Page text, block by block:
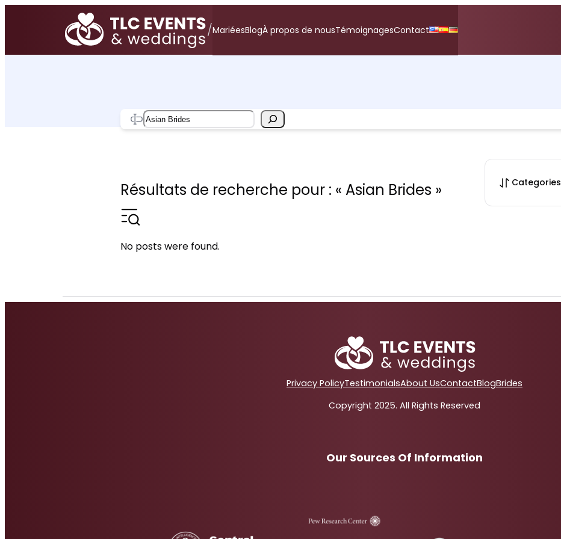
/MariéesBlogÀ propos de nousTémoignagesContact
Search
Résultats de recherche pour : « Asian Brides » Categories
No posts were found.
Privacy PolicyTestimonialsAbout UsContactBlogBrides
Copyright 2025. All Rights Reserved
Our Sources Of Information